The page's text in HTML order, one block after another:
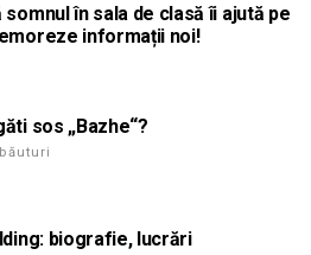
somnul în sala de clasă îi ajută pe
informații noi!
sos „Bazhe“?
biografie, lucrări